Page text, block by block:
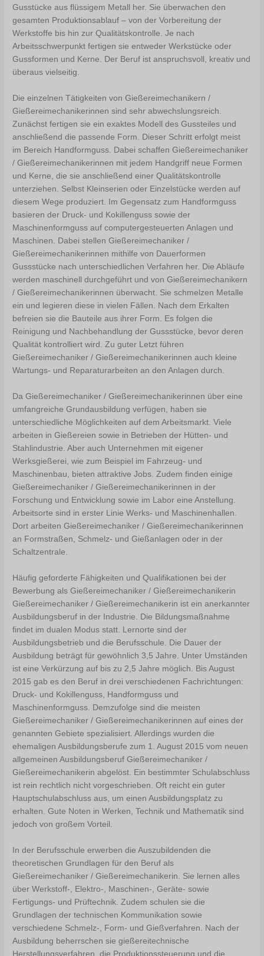
Gusstücke aus flüssigem Metall her. Sie überwachen den
gesamten Produktionsablauf – von der Vorbereitung der
Werkstoffe bis hin zur Qualitätskontrolle. Je nach
Arbeitsschwerpunkt fertigen sie entweder Werkstücke oder
Gussformen und Kerne. Der Beruf ist anspruchsvoll, kreativ und
überaus vielseitig.
Die einzelnen Tätigkeiten von Gießereimechanikern /
Gießereimechanikerinnen sind sehr abwechslungsreich.
Zunächst fertigen sie ein exaktes Modell des Gussteiles und
anschließend die passende Form. Dieser Schritt erfolgt meist
im Bereich Handformguss. Dabei schaffen Gießereimechaniker
/ Gießereimechanikerinnen mit jedem Handgriff neue Formen
und Kerne, die sie anschließend einer Qualitätskontrolle
unterziehen. Selbst Kleinserien oder Einzelstücke werden auf
diesem Wege produziert. Im Gegensatz zum Handformguss
basieren der Druck- und Kokillenguss sowie der
Maschinenformguss auf computergesteuerten Anlagen und
Maschinen. Dabei stellen Gießereimechaniker /
Gießereimechanikerinnen mithilfe von Dauerformen
Gussstücke nach unterschiedlichen Verfahren her. Die Abläufe
werden maschinell durchgeführt und von Gießereimechanikern
/ Gießereimechanikerinnen überwacht. Sie schmelzen Metalle
ein und legieren diese in vielen Fällen. Nach dem Erkalten
befreien sie die Bauteile aus ihrer Form. Es folgen die
Reinigung und Nachbehandlung der Gussstücke, bevor deren
Qualität kontrolliert wird. Zu guter Letzt führen
Gießereimechaniker / Gießereimechanikerinnen auch kleine
Wartungs- und Reparaturarbeiten an den Anlagen durch.
Da Gießereimechaniker / Gießereimechanikerinnen über eine
umfangreiche Grundausbildung verfügen, haben sie
unterschiedliche Möglichkeiten auf dem Arbeitsmarkt. Viele
arbeiten in Gießereien sowie in Betrieben der Hütten- und
Stahlindustrie. Aber auch Unternehmen mit eigener
Werksgießerei, wie zum Beispiel im Fahrzeug- und
Maschinenbau, bieten attraktive Jobs. Zudem finden einige
Gießereimechaniker / Gießereimechanikerinnen in der
Forschung und Entwicklung sowie im Labor eine Anstellung.
Arbeitsorte sind in erster Linie Werks- und Maschinenhallen.
Dort arbeiten Gießereimechaniker / Gießereimechanikerinnen
an Formstraßen, Schmelz- und Gießanlagen oder in der
Schaltzentrale.
Häufig geforderte Fähigkeiten und Qualifikationen bei der
Bewerbung als Gießereimechaniker / Gießereimechanikerin
Gießereimechaniker / Gießereimechanikerin ist ein anerkannter
Ausbildungsberuf in der Industrie. Die Bildungsmaßnahme
findet im dualen Modus statt. Lernorte sind der
Ausbildungsbetrieb und die Berufsschule. Die Dauer der
Ausbildung beträgt für gewöhnlich 3,5 Jahre. Unter Umständen
ist eine Verkürzung auf bis zu 2,5 Jahre möglich. Bis August
2015 gab es den Beruf in drei verschiedenen Fachrichtungen:
Druck- und Kokillenguss, Handformguss und
Maschinenformguss. Demzufolge sind die meisten
Gießereimechaniker / Gießereimechanikerinnen auf eines der
genannten Gebiete spezialisiert. Allerdings wurden die
ehemaligen Ausbildungsberufe zum 1. August 2015 vom neuen
allgemeinen Ausbildungsberuf Gießereimechaniker /
Gießereimechanikerin abgelöst. Ein bestimmter Schulabschluss
ist rein rechtlich nicht vorgeschrieben. Oft reicht ein guter
Hauptschulabschluss aus, um einen Ausbildungsplatz zu
erhalten. Gute Noten in Werken, Technik und Mathematik sind
jedoch von großem Vorteil.
In der Berufsschule erwerben die Auszubildenden die
theoretischen Grundlagen für den Beruf als
Gießereimechaniker / Gießereimechanikerin. Sie lernen alles
über Werkstoff-, Elektro-, Maschinen-, Geräte- sowie
Fertigungs- und Prüftechnik. Zudem schulen sie die
Grundlagen der technischen Kommunikation sowie
verschiedene Schmelz-, Form- und Gießverfahren. Nach der
Ausbildung beherrschen sie gießereitechnische
Herstellungsverfahren, die Produktionssteuerung und die